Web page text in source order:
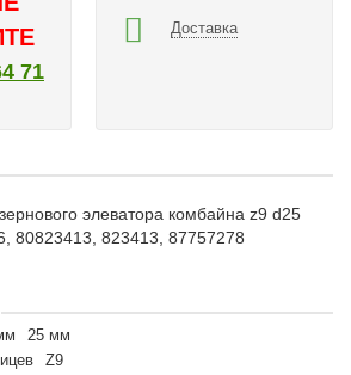
71
Доставка
элеватора комбайна z9 d25
80823413, 823413, 87757278
25 мм
Z9